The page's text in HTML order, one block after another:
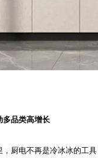
多品类高增长
厨电不再是冷冰冰的工